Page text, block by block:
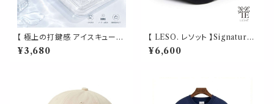
【 極上の打鍵感 アイスキューブ
クリア 電卓 】ホワイト AMSR
音フェチ タイピング ぽちぽち 1
れ かわいい 卓上電卓
¥3,680
【 LESO. レソット 】Signature
Minimalist Cap - Black ユニ
セックス / アジャスタブル
¥6,600